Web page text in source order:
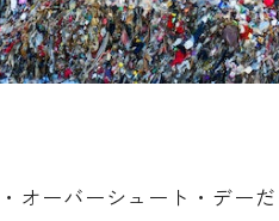
オーバーシュート・デー